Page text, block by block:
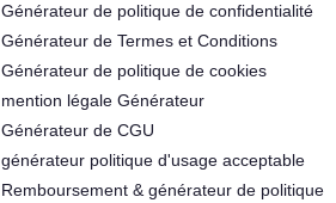
Générateur de politique de confidentialité
Générateur de Termes et Conditions
Générateur de politique de cookies
mention légale Générateur
Générateur de CGU
générateur politique d'usage acceptable
Remboursement & générateur de politique